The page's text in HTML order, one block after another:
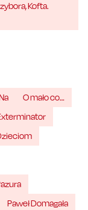
Kofta.
O mało co…
Paweł Domagała